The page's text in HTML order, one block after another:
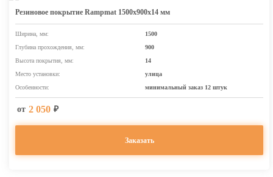
Резиновое покрытие Rampmat 1500х900х14 мм
Ширина, мм:
1500
Глубина прохождения, мм:
900
Высота покрытия, мм:
14
Место установки:
улица
Особенности:
минимальный заказ 12 штук
от 2 050 ₽
Заказать